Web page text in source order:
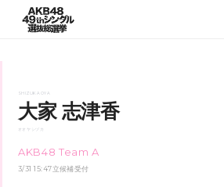
SHIZUKA OYA
大家 志津香
オオヤ シヅカ
AKB48 Team A
3/31 15:47立候補受付